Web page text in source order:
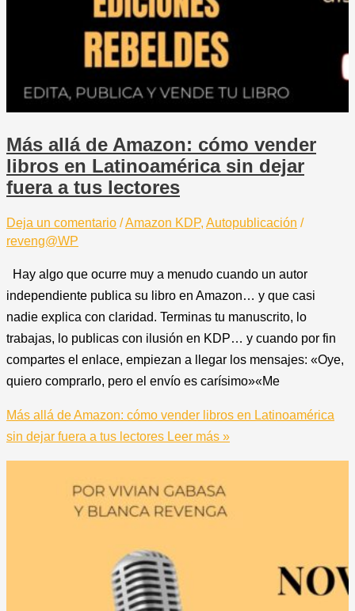
Más allá de Amazon: cómo vender
libros en Latinoamérica sin dejar
fuera a tus lectores
Deja un comentario /Amazon KDP, Autopublicación /
reveng@WP
Hay algo que ocurre muy a menudo cuando un autor
independiente publica su libro en Amazon… y que casi
nadie explica con claridad. Terminas tu manuscrito, lo
trabajas, lo publicas con ilusión en KDP… y cuando por fin
compartes el enlace, empiezan a llegar los mensajes: «Oye,
quiero comprarlo, pero el envío es carísimo»«Me
Más allá de Amazon: cómo vender libros en Latinoamérica
sin dejar fuera a tus lectores Leer más »